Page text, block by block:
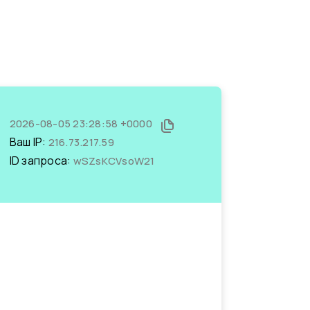
2026-08-05 23:28:58 +0000
Ваш IP: 216.73.217.59
ID запроса: wSZsKCVsoW21